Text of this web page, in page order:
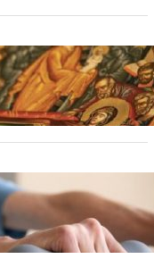
Tradiții,
în 2026
reducerea